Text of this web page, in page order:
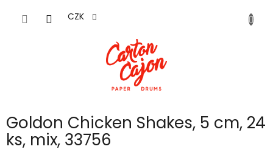
CZK
Goldon Chicken Shakes, 5 cm, 24
ks, mix, 33756